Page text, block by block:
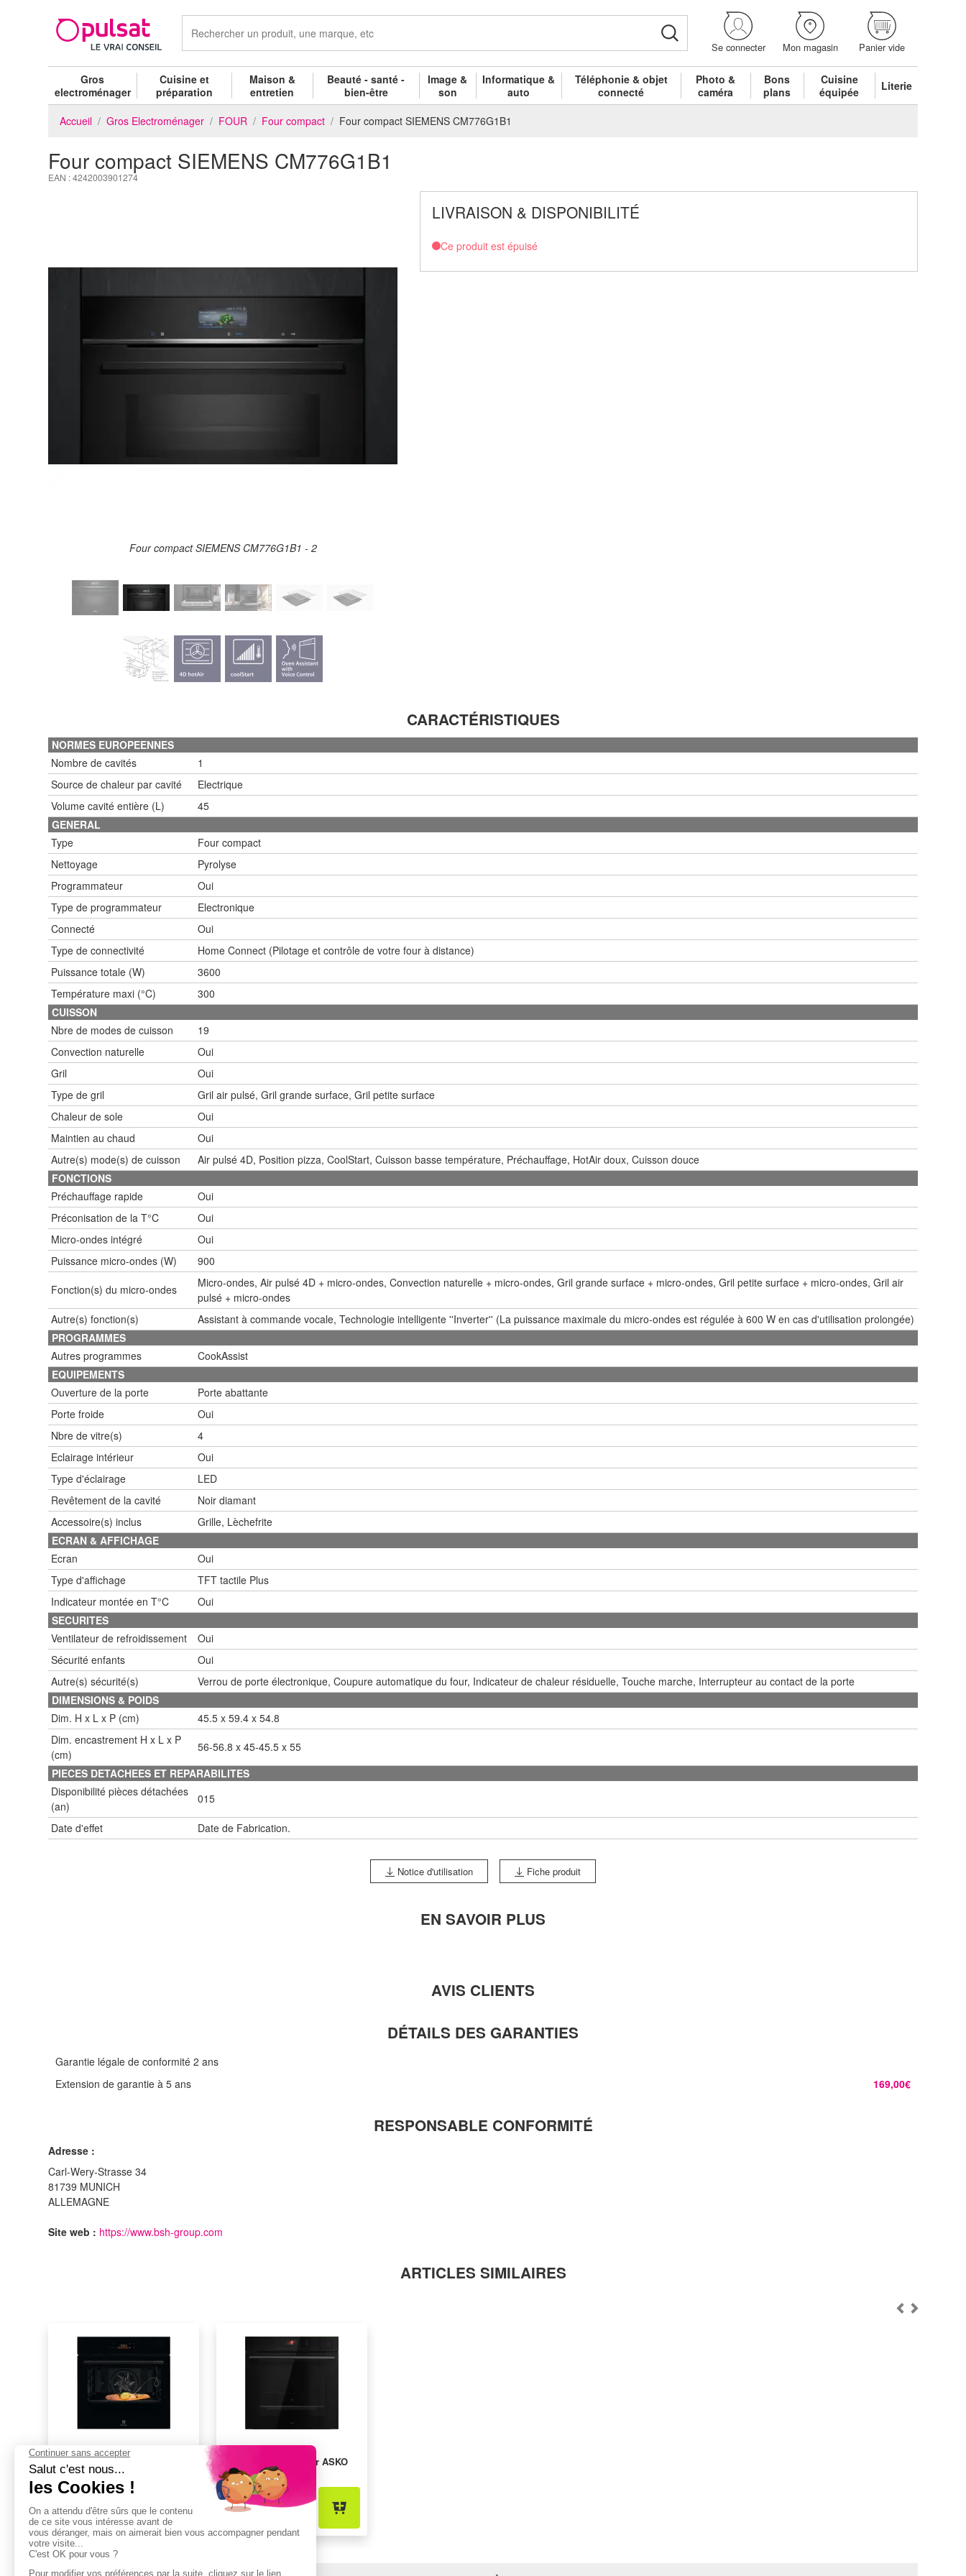
Se connecter Mon magasin Panier vide
Gros
electroménager
Cuisine et
préparation
Maison &
entretien
Beauté - santé -
bien-être
Image &
son
Informatique &
auto
Téléphonie & objet
connecté
Photo &
caméra
Bons
plans
Cuisine
équipée
Literie
Accueil Gros Electroménager FOUR Four compact Four compact SIEMENS CM776G1B1
Four compact SIEMENS CM776G1B1
EAN : 4242003901274
Four compact SIEMENS CM776G1B1 - 2
LIVRAISON & DISPONIBILITÉ
Ce produit est épuisé
CARACTÉRISTIQUES
NORMES EUROPEENNES
Nombre de cavités
1
Source de chaleur par cavité
Electrique
Volume cavité entière (L)
45
GENERAL
Type
Four compact
Nettoyage
Pyrolyse
Programmateur
Oui
Type de programmateur
Electronique
Connecté
Oui
Type de connectivité
Home Connect (Pilotage et contrôle de votre four à distance)
Puissance totale (W)
3600
Température maxi (°C)
300
CUISSON
Nbre de modes de cuisson
19
Convection naturelle
Oui
Gril
Oui
Type de gril
Gril air pulsé, Gril grande surface, Gril petite surface
Chaleur de sole
Oui
Maintien au chaud
Oui
Autre(s) mode(s) de cuisson
Air pulsé 4D, Position pizza, CoolStart, Cuisson basse température, Préchauffage, HotAir doux, Cuisson douce
FONCTIONS
Préchauffage rapide
Oui
Préconisation de la T°C
Oui
Micro-ondes intégré
Oui
Puissance micro-ondes (W)
900
Fonction(s) du micro-ondes
Micro-ondes, Air pulsé 4D + micro-ondes, Convection naturelle + micro-ondes, Gril grande surface + micro-ondes, Gril petite surface + micro-ondes, Gril air
pulsé + micro-ondes
Autre(s) fonction(s)
Assistant à commande vocale, Technologie intelligente ''Inverter'' (La puissance maximale du micro-ondes est régulée à 600 W en cas d'utilisation prolongée)
PROGRAMMES
Autres programmes
CookAssist
EQUIPEMENTS
Ouverture de la porte
Porte abattante
Porte froide
Oui
Nbre de vitre(s)
4
Eclairage intérieur
Oui
Type d'éclairage
LED
Revêtement de la cavité
Noir diamant
Accessoire(s) inclus
Grille, Lèchefrite
ECRAN & AFFICHAGE
Ecran
Oui
Type d'affichage
TFT tactile Plus
Indicateur montée en T°C
Oui
SECURITES
Ventilateur de refroidissement
Oui
Sécurité enfants
Oui
Autre(s) sécurité(s)
Verrou de porte électronique, Coupure automatique du four, Indicateur de chaleur résiduelle, Touche marche, Interrupteur au contact de la porte
DIMENSIONS & POIDS
Dim. H x L x P (cm)
45.5 x 59.4 x 54.8
Dim. encastrement H x L x P
(cm)
56-56.8 x 45-45.5 x 55
PIECES DETACHEES ET REPARABILITES
Disponibilité pièces détachées
(an)
015
Date d'effet Date de Fabrication.
Notice d'utilisation Fiche produit
EN SAVOIR PLUS
AVIS CLIENTS
DÉTAILS DES GARANTIES
Garantie légale de conformité 2 ans
Extension de garantie à 5 ans
169,00€
RESPONSABLE CONFORMITÉ
Adresse :
Carl-Wery-Strasse 34
81739 MUNICH
ALLEMAGNE
Site web : https://www.bsh-group.com
ARTICLES SIMILAIRES
Four vapeur combiné
ELECTROLUX EOB8S39Z1
1649,99€
dont14,64€d'éco-part
Four combiné vapeur ASKO
OCS26BGH
1498,90€
dont14,64€